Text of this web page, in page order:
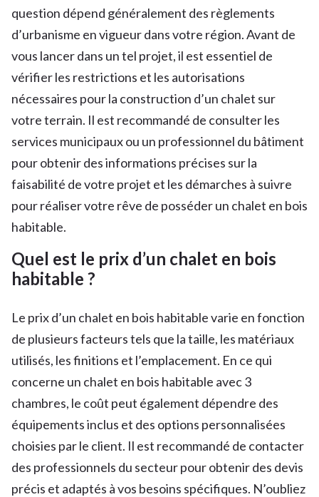
question dépend généralement des règlements
d’urbanisme en vigueur dans votre région. Avant de
vous lancer dans un tel projet, il est essentiel de
vérifier les restrictions et les autorisations
nécessaires pour la construction d’un chalet sur
votre terrain. Il est recommandé de consulter les
services municipaux ou un professionnel du bâtiment
pour obtenir des informations précises sur la
faisabilité de votre projet et les démarches à suivre
pour réaliser votre rêve de posséder un chalet en bois
habitable.
Quel est le prix d’un chalet en bois
habitable ?
Le prix d’un chalet en bois habitable varie en fonction
de plusieurs facteurs tels que la taille, les matériaux
utilisés, les finitions et l’emplacement. En ce qui
concerne un chalet en bois habitable avec 3
chambres, le coût peut également dépendre des
équipements inclus et des options personnalisées
choisies par le client. Il est recommandé de contacter
des professionnels du secteur pour obtenir des devis
précis et adaptés à vos besoins spécifiques. N’oubliez